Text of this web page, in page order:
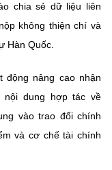
chia sẻ dữ liệu liên
không thiện chí và
Hàn Quốc.
động nâng cao nhận
nội dung hợp tác về
vào trao đổi chính
và cơ chế tài chính